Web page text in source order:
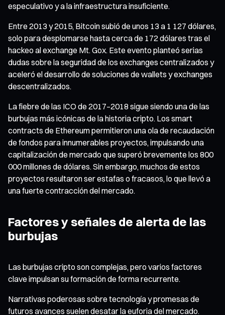
especulativo y a la infraestructura insuficiente.
Entre 2013 y 2015, Bitcoin subió de unos 13 a 1 127 dólares,
solo para desplomarse hasta cerca de 172 dólares tras el
hackeo al exchange Mt. Gox. Este evento planteó serias
dudas sobre la seguridad de los exchanges centralizados y
aceleró el desarrollo de soluciones de wallets y exchanges
descentralizados.
La fiebre de las ICO de 2017–2018 sigue siendo una de las
burbujas más icónicas de la historia cripto. Los smart
contracts de Ethereum permitieron una ola de recaudación
de fondos para innumerables proyectos, impulsando una
capitalización de mercado que superó brevemente los 800
000 millones de dólares. Sin embargo, muchos de estos
proyectos resultaron ser estafas o fracasos, lo que llevó a
una fuerte contracción del mercado.
Factores y señales de alerta de las
burbujas
Las burbujas cripto son complejas, pero varios factores
clave impulsan su formación de forma recurrente.
Narrativas poderosas sobre tecnología y promesas de
futuros avances suelen desatar la euforia del mercado.